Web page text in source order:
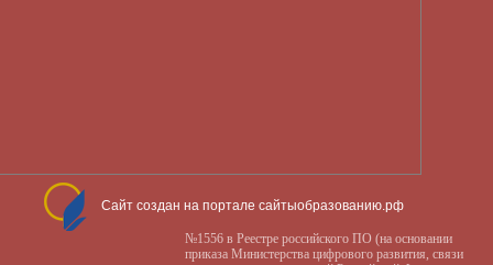
Сайт создан на портале сайтыобразованию.рф
№1556 в Реестре российского ПО (на основании
приказа Министерства цифрового развития, связи